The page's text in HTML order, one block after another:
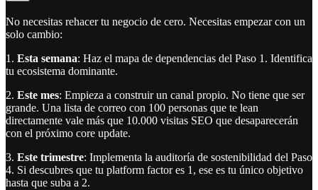
No necesitas rehacer tu negocio de cero. Necesitas empezar con un
solo cambio:
1. Esta semana: Haz el mapa de dependencias del Paso 1. Identifica
tu ecosistema dominante.
2. Este mes: Empieza a construir un canal propio. No tiene que ser
grande. Una lista de correo con 100 personas que te lean
directamente vale más que 10.000 visitas SEO que desaparecerán
con el próximo core update.
3. Este trimestre: Implementa la auditoría de sostenibilidad del Paso
4. Si descubres que tu platform factor es 1, ese es tu único objetivo
hasta que suba a 2.